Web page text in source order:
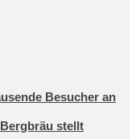
Besucher an
stellt